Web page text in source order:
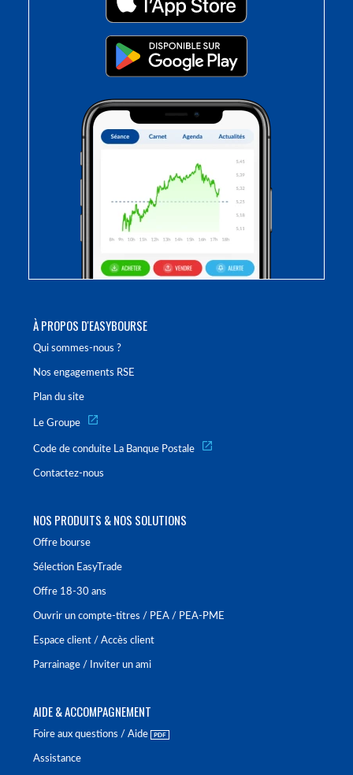
À PROPOS D'EASYBOURSE
Qui sommes-nous ?
Nos engagements RSE
Plan du site
Le Groupe
Code de conduite La Banque Postale
Contactez-nous
NOS PRODUITS & NOS SOLUTIONS
Offre bourse
Sélection EasyTrade
Offre 18-30 ans
Ouvrir un compte-titres / PEA / PEA-PME
Espace client / Accès client
Parrainage / Inviter un ami
AIDE & ACCOMPAGNEMENT
Foire aux questions / Aide
Assistance